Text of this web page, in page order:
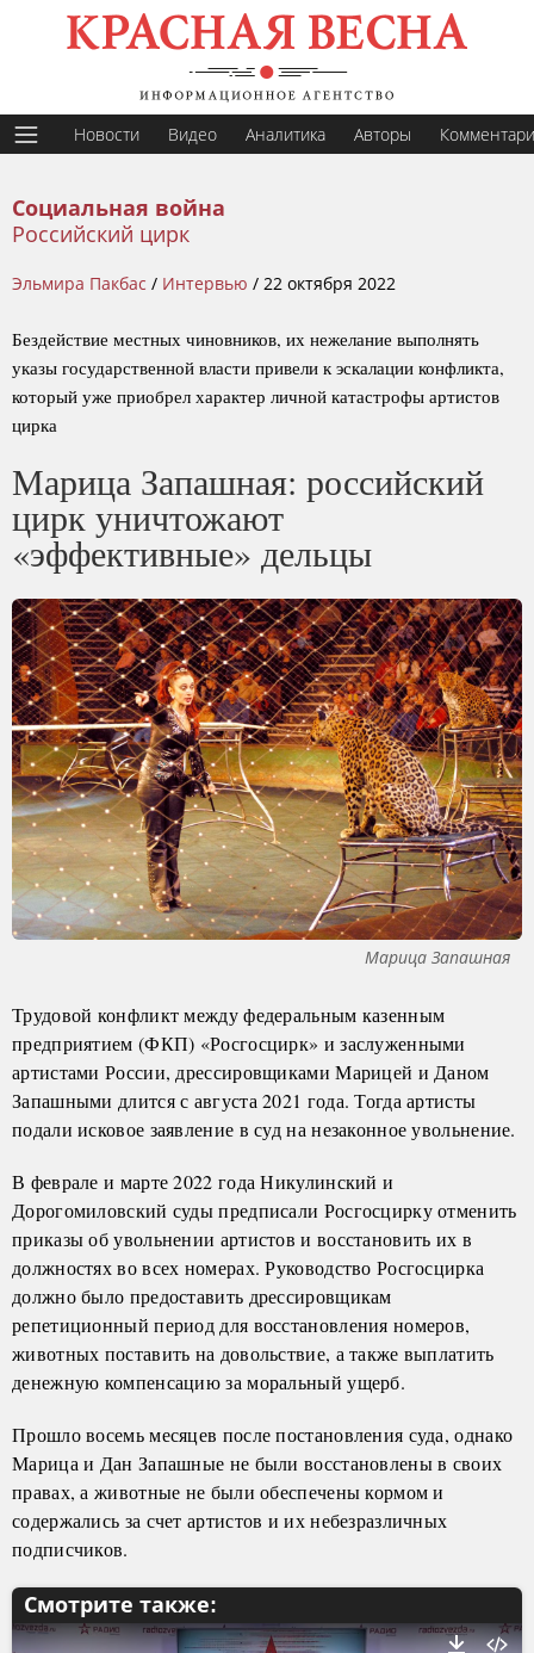
Новости Видео Аналитика Авторы
Социальная война
Российский цирк
Эльмира Пакбас / Интервью / 22 октября 2022
Бездействие местных чиновников, их нежелание выполнять
указы государственной власти привели к эскалации конфликта,
который уже приобрел характер личной катастрофы артистов
цирка
Марица Запашная: российский
цирк уничтожают
«эффективные» дельцы
Марица Запашная
Трудовой конфликт между федеральным казенным
предприятием (ФКП) «Росгосцирк» и заслуженными
артистами России, дрессировщиками Марицей и Даном
Запашными длится с августа 2021 года. Тогда артисты
подали исковое заявление в суд на незаконное увольнение.
В феврале и марте 2022 года Никулинский и
Дорогомиловский суды предписали Росгосцирку отменить
приказы об увольнении артистов и восстановить их в
должностях во всех номерах. Руководство Росгосцирка
должно было предоставить дрессировщикам
репетиционный период для восстановления номеров,
животных поставить на довольствие, а также выплатить
денежную компенсацию за моральный ущерб.
Прошло восемь месяцев после постановления суда, однако
Марица и Дан Запашные не были восстановлены в своих
правах, а животные не были обеспечены кормом и
содержались за счет артистов и их небезразличных
подписчиков.
Смотрите также: